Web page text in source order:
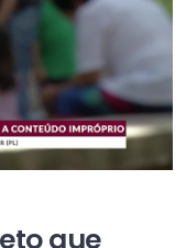
que